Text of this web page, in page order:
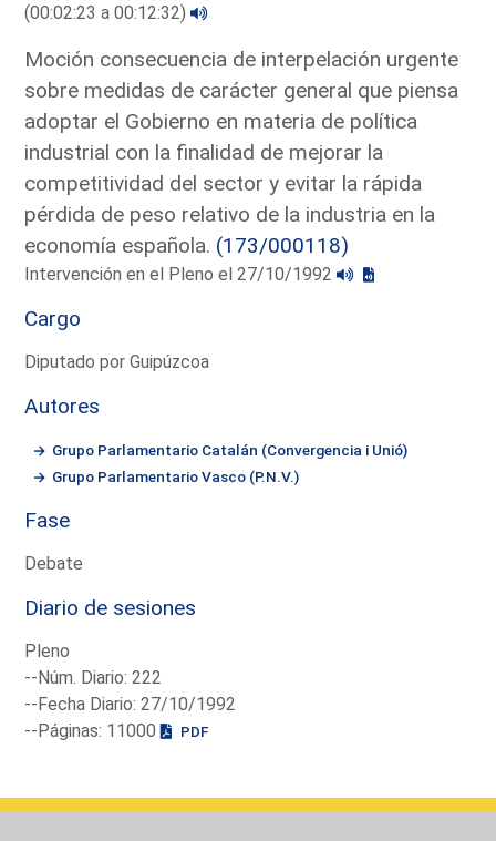
(00:02:23 a 00:12:32)
Moción consecuencia de interpelación urgente
sobre medidas de carácter general que piensa
adoptar el Gobierno en materia de política
industrial con la finalidad de mejorar la
competitividad del sector y evitar la rápida
pérdida de peso relativo de la industria en la
economía española. (173/000118)
Intervención en el Pleno el 27/10/1992
Cargo
Diputado por Guipúzcoa
Autores
Grupo Parlamentario Catalán (Convergencia i Unió)
Grupo Parlamentario Vasco (P.N.V.)
Fase
Debate
Diario de sesiones
Pleno
--Núm. Diario: 222
--Fecha Diario: 27/10/1992
--Páginas: 11000
PDF